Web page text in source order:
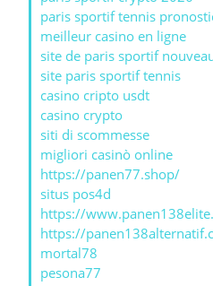
paris sportif tennis
meilleur casino en ligne
site de paris sportif
site paris sportif tennis
casino cripto usdt
casino crypto
siti di scommesse
migliori casinò online
https://panen77.shop/
situs pos4d
https://
https://
mortal78
pesona77